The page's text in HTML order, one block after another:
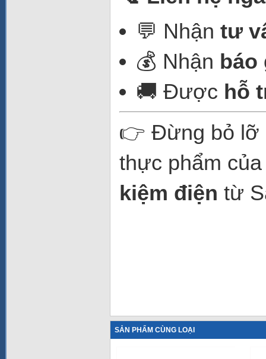
💬 Nhận tư
💰 Nhận báo
🚚 Được hỗ
👉 Đừng bỏ lỡ
thực phẩm
kiệm điện từ
SẢN PHẨM CÙNG LOẠI